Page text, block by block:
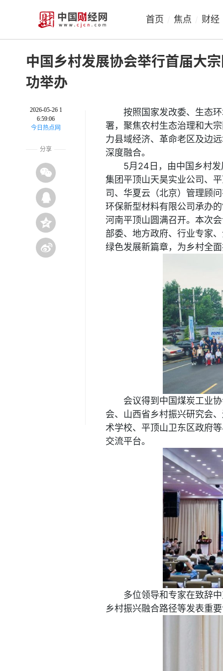
首页 焦点 财经
中国乡村发展协会举行首届大
功举办
2026-05-26 1
6:59:06
今日热点网
分享
按照国家发改委、生态
署，聚焦农村生态治理和大
力县域经济、革命老区及边
深度融合。
5月24日，由中国乡村
集团平顶山天昊实业公司、
司、华夏云（北京）管理顾
环保新型材料有限公司承办
河南平顶山圆满召开。本次
部委、地方政府、行业专家
绿色发展新篇章，为乡村全
会议得到中国煤炭工业
会、山西省乡村振兴研究会
术学校、平顶山卫东区政府
交流平台。
多位领导和专家在致辞
乡村振兴融合路径等发表重